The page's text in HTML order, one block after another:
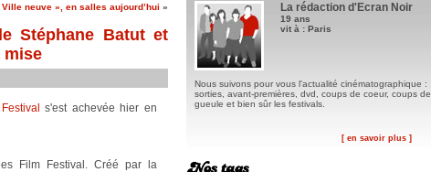
neuve », en salles aujourd’hui »
Stéphane Batut et
mise
s'est achevée hier en
Film Festival. Créé par la
La rédaction d'Ecran Noir
19 ans
vit à : Paris
Nous suivons pour vous l'actualité cinématographique :
sorties, avant-premières, dvd, coups de coeur, coups de
gueule et bien sûr les festivals.
[ en savoir plus ]